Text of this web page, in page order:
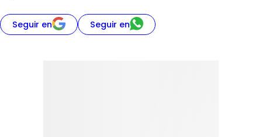
Seguir en Seguir en